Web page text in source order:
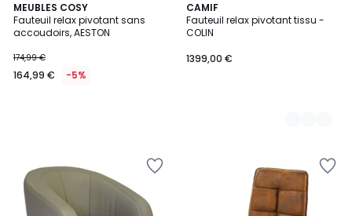
MEUBLES COSY
Fauteuil relax pivotant sans
accoudoirs, AESTON
174,99 €
164,99 € -5%
CAMIF
Fauteuil relax pivotant tissu -
COLIN
1399,00 €
4
Couleurs